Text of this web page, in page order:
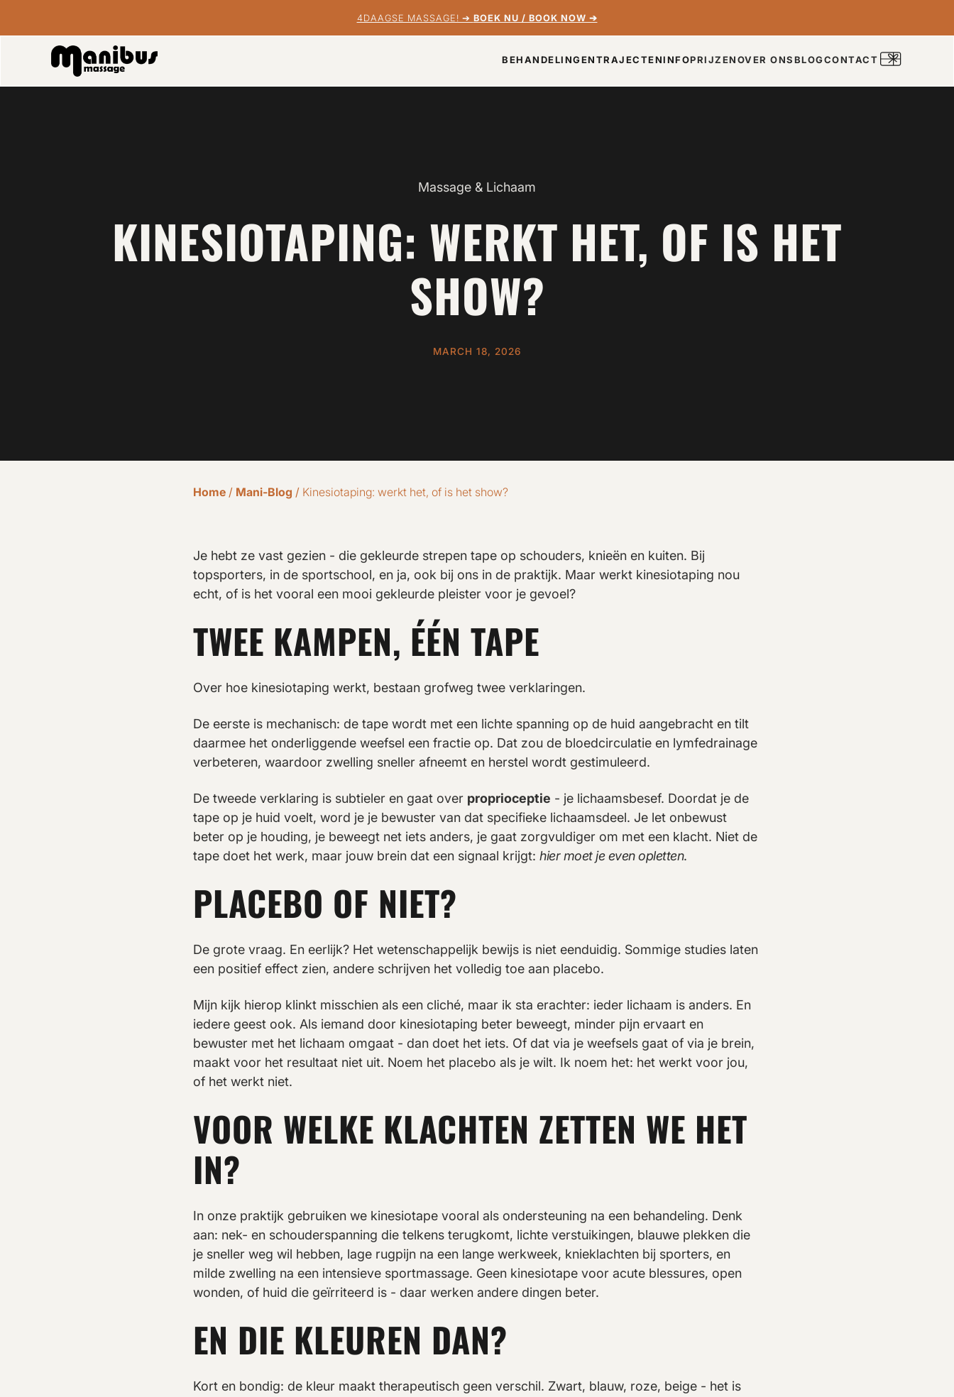
4DAAGSE MASSAGE! ➔ BOEK NU / BOOK NOW ➔
BEHANDELINGENTRAJECTENINFOPRIJZENOVER ONSBLOGCONTACT
Massage & Lichaam
KINESIOTAPING: WERKT HET, OF IS HET
SHOW?
MARCH 18, 2026
Home / Mani-Blog / Kinesiotaping: werkt het, of is het show?
Je hebt ze vast gezien - die gekleurde strepen tape op schouders, knieën en kuiten. Bij
topsporters, in de sportschool, en ja, ook bij ons in de praktijk. Maar werkt kinesiotaping nou
echt, of is het vooral een mooi gekleurde pleister voor je gevoel?
TWEE KAMPEN, ÉÉN TAPE
Over hoe kinesiotaping werkt, bestaan grofweg twee verklaringen.
De eerste is mechanisch: de tape wordt met een lichte spanning op de huid aangebracht en tilt
daarmee het onderliggende weefsel een fractie op. Dat zou de bloedcirculatie en lymfedrainage
verbeteren, waardoor zwelling sneller afneemt en herstel wordt gestimuleerd.
De tweede verklaring is subtieler en gaat over proprioceptie - je lichaamsbesef. Doordat je de
tape op je huid voelt, word je je bewuster van dat specifieke lichaamsdeel. Je let onbewust
beter op je houding, je beweegt net iets anders, je gaat zorgvuldiger om met een klacht. Niet de
tape doet het werk, maar jouw brein dat een signaal krijgt: hier moet je even opletten.
PLACEBO OF NIET?
De grote vraag. En eerlijk? Het wetenschappelijk bewijs is niet eenduidig. Sommige studies laten
een positief effect zien, andere schrijven het volledig toe aan placebo.
Mijn kijk hierop klinkt misschien als een cliché, maar ik sta erachter: ieder lichaam is anders. En
iedere geest ook. Als iemand door kinesiotaping beter beweegt, minder pijn ervaart en
bewuster met het lichaam omgaat - dan doet het iets. Of dat via je weefsels gaat of via je brein,
maakt voor het resultaat niet uit. Noem het placebo als je wilt. Ik noem het: het werkt voor jou,
of het werkt niet.
VOOR WELKE KLACHTEN ZETTEN WE HET
IN?
In onze praktijk gebruiken we kinesiotape vooral als ondersteuning na een behandeling. Denk
aan: nek- en schouderspanning die telkens terugkomt, lichte verstuikingen, blauwe plekken die
je sneller weg wil hebben, lage rugpijn na een lange werkweek, knieklachten bij sporters, en
milde zwelling na een intensieve sportmassage. Geen kinesiotape voor acute blessures, open
wonden, of huid die geïrriteerd is - daar werken andere dingen beter.
EN DIE KLEUREN DAN?
Kort en bondig: de kleur maakt therapeutisch geen verschil. Zwart, blauw, roze, beige - het is